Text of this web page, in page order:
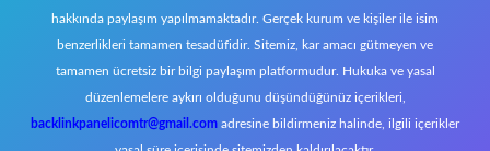
hakkında paylaşım yapılmamaktadır. Gerçek kurum ve kişiler ile isim
benzerlikleri tamamen tesadüfidir. Sitemiz, kar amacı gütmeyen ve
tamamen ücretsiz bir bilgi paylaşım platformudur. Hukuka ve yasal
düzenlemelere aykırı olduğunu düşündüğünüz içerikleri,
backlinkpanelicomtr@gmail.com adresine bildirmeniz halinde, ilgili içerikler